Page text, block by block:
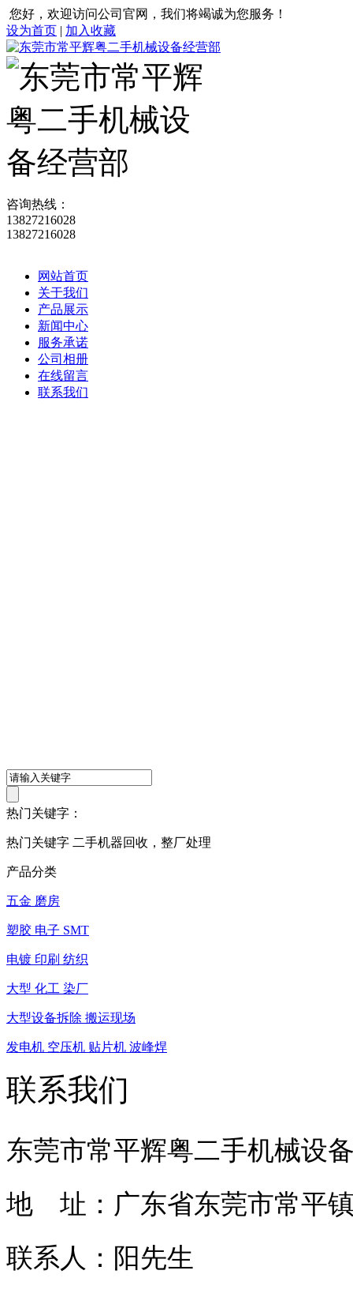
您好，欢迎访问公司官网，我们将竭诚为您服务！
设为首页 | 加入收藏
咨询热线：
13827216028
13827216028
网站首页
关于我们
产品展示
新闻中心
服务承诺
公司相册
在线留言
联系我们
热门关键字：
热门关键字 二手机器回收，整厂处理
产品分类
五金 磨房
塑胶 电子 SMT
电镀 印刷 纺织
大型 化工 染厂
大型设备拆除 搬运现场
发电机 空压机 贴片机 波峰焊
联系我们
东莞市常平辉粤二手机械设
地 址：广东省东莞市常平
联系人：阳先生